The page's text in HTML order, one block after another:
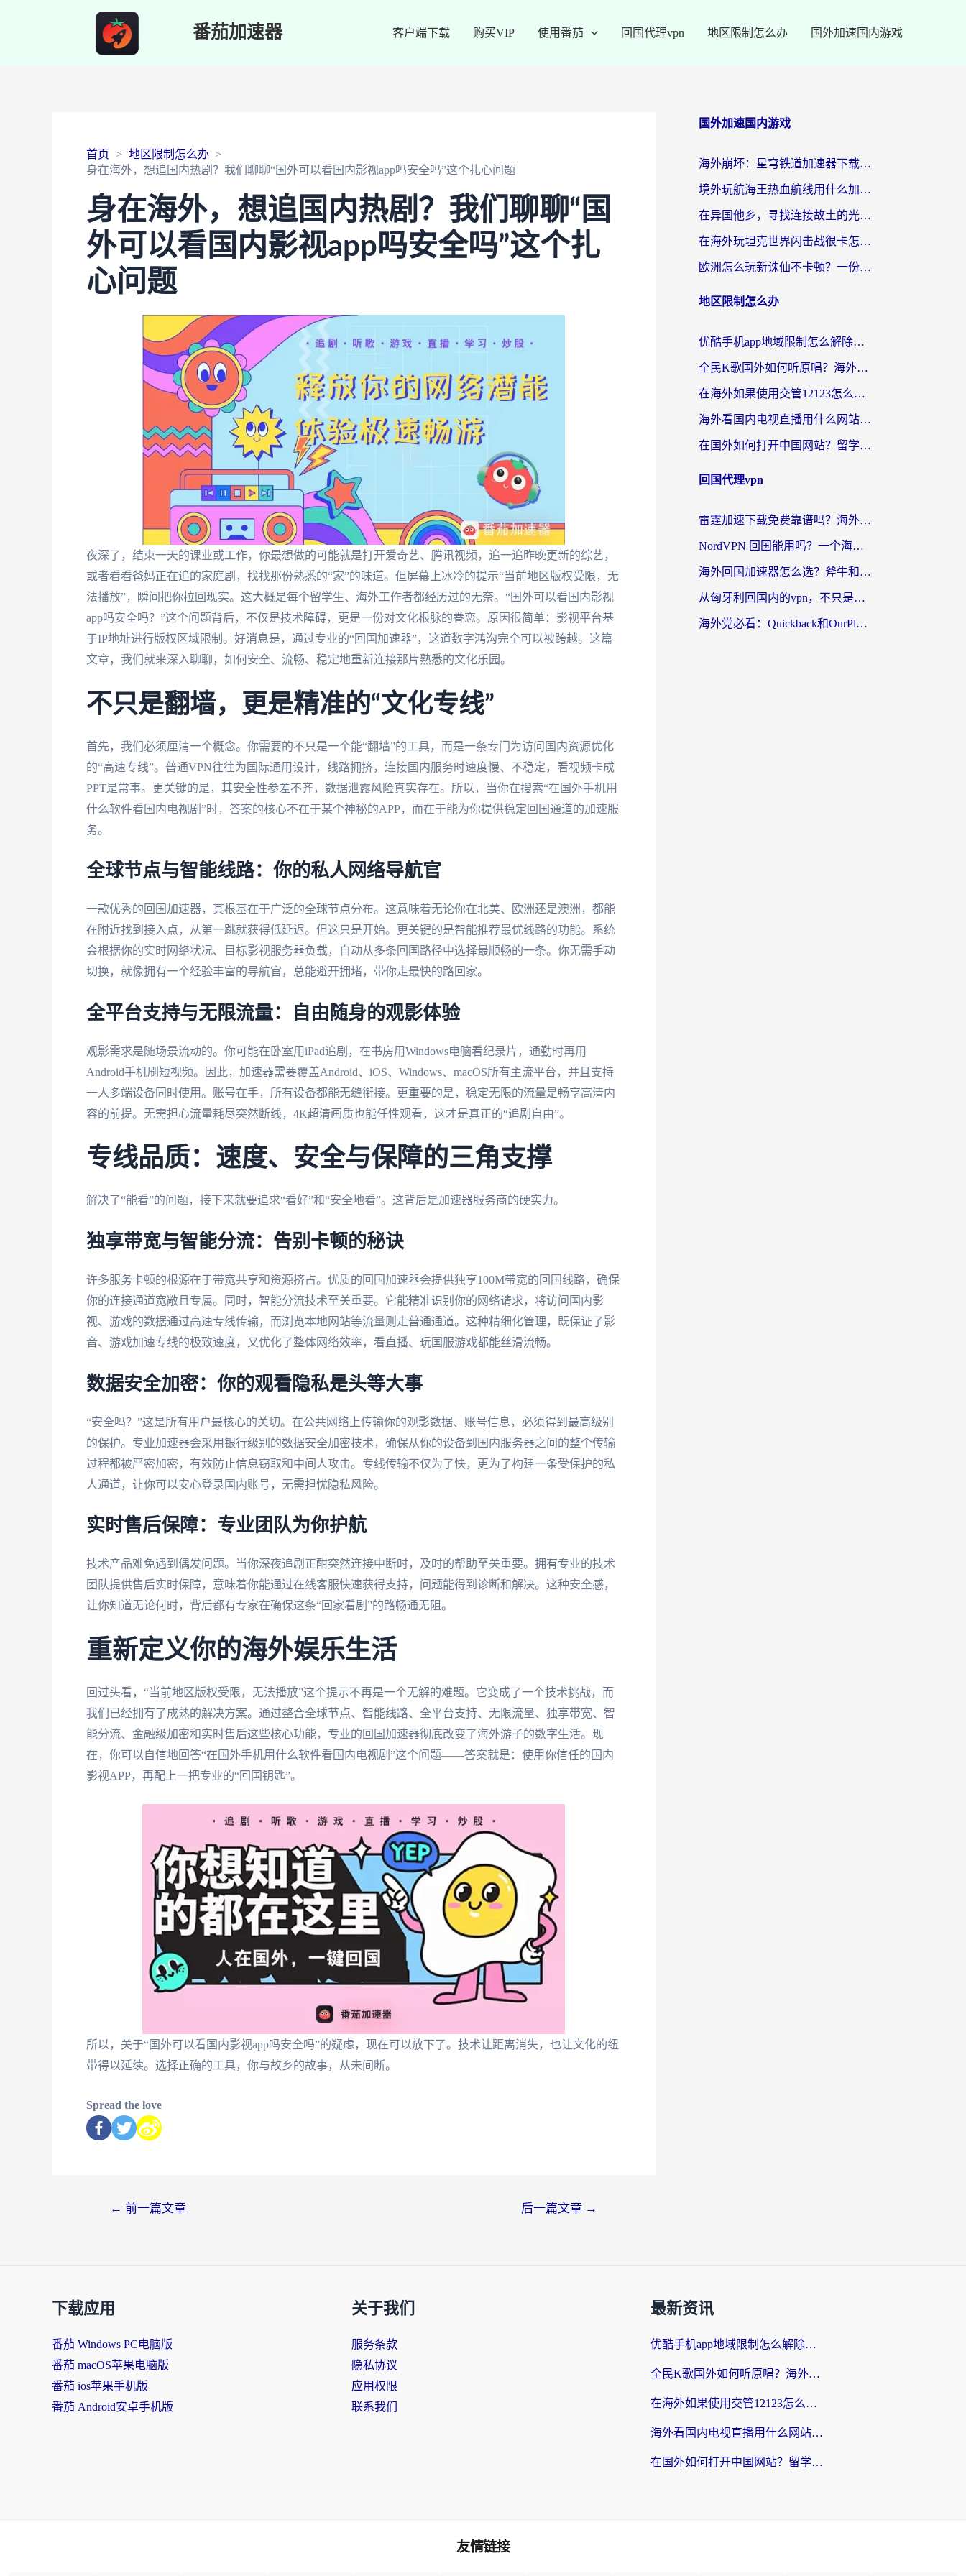
番茄加速器 客户端下载 购买VIP 使用番茄 回国代理vpn 地区限制怎么办 国外加速国内游戏
首页
地区限制怎么办
身在海外，想追国内热剧？我们聊聊“国外可以看国内影视app吗安全吗”这个扎心问题
身在海外，想追国内热剧？我们聊聊“国
外可以看国内影视app吗安全吗”这个扎
心问题
夜深了，结束一天的课业或工作，你最想做的可能就是打开爱奇艺、腾讯视频，追一追昨晚更新的综艺，
或者看看爸妈正在追的家庭剧，找找那份熟悉的“家”的味道。但屏幕上冰冷的提示“当前地区版权受限，无
法播放”，瞬间把你拉回现实。这大概是每个留学生、海外工作者都经历过的无奈。“国外可以看国内影视
app吗安全吗？”这个问题背后，不仅是技术障碍，更是一份对文化根脉的眷恋。原因很简单：影视平台基
于IP地址进行版权区域限制。好消息是，通过专业的“回国加速器”，这道数字鸿沟完全可以被跨越。这篇
文章，我们就来深入聊聊，如何安全、流畅、稳定地重新连接那片熟悉的文化乐园。
不只是翻墙，更是精准的“文化专线”
首先，我们必须厘清一个概念。你需要的不只是一个能“翻墙”的工具，而是一条专门为访问国内资源优化
的“高速专线”。普通VPN往往为国际通用设计，线路拥挤，连接国内服务时速度慢、不稳定，看视频卡成
PPT是常事。更关键的是，其安全性参差不齐，数据泄露风险真实存在。所以，当你在搜索“在国外手机用
什么软件看国内电视剧”时，答案的核心不在于某个神秘的APP，而在于能为你提供稳定回国通道的加速服
务。
全球节点与智能线路：你的私人网络导航官
一款优秀的回国加速器，其根基在于广泛的全球节点分布。这意味着无论你在北美、欧洲还是澳洲，都能
在附近找到接入点，从第一跳就获得低延迟。但这只是开始。更关键的是智能推荐最优线路的功能。系统
会根据你的实时网络状况、目标影视服务器负载，自动从多条回国路径中选择最顺畅的一条。你无需手动
切换，就像拥有一个经验丰富的导航官，总能避开拥堵，带你走最快的路回家。
全平台支持与无限流量：自由随身的观影体验
观影需求是随场景流动的。你可能在卧室用iPad追剧，在书房用Windows电脑看纪录片，通勤时再用
Android手机刷短视频。因此，加速器需要覆盖Android、iOS、Windows、macOS所有主流平台，并且支持
一人多端设备同时使用。账号在手，所有设备都能无缝衔接。更重要的是，稳定无限的流量是畅享高清内
容的前提。无需担心流量耗尽突然断线，4K超清画质也能任性观看，这才是真正的“追剧自由”。
专线品质：速度、安全与保障的三角支撑
解决了“能看”的问题，接下来就要追求“看好”和“安全地看”。这背后是加速器服务商的硬实力。
独享带宽与智能分流：告别卡顿的秘诀
许多服务卡顿的根源在于带宽共享和资源挤占。优质的回国加速器会提供独享100M带宽的回国线路，确保
你的连接通道宽敞且专属。同时，智能分流技术至关重要。它能精准识别你的网络请求，将访问国内影
视、游戏的数据通过高速专线传输，而浏览本地网站等流量则走普通通道。这种精细化管理，既保证了影
音、游戏加速专线的极致速度，又优化了整体网络效率，看直播、玩国服游戏都能丝滑流畅。
数据安全加密：你的观看隐私是头等大事
“安全吗？”这是所有用户最核心的关切。在公共网络上传输你的观影数据、账号信息，必须得到最高级别
的保护。专业加速器会采用银行级别的数据安全加密技术，确保从你的设备到国内服务器之间的整个传输
过程都被严密加密，有效防止信息窃取和中间人攻击。专线传输不仅为了快，更为了构建一条受保护的私
人通道，让你可以安心登录国内账号，无需担忧隐私风险。
实时售后保障：专业团队为你护航
技术产品难免遇到偶发问题。当你深夜追剧正酣突然连接中断时，及时的帮助至关重要。拥有专业的技术
团队提供售后实时保障，意味着你能通过在线客服快速获得支持，问题能得到诊断和解决。这种安全感，
让你知道无论何时，背后都有专家在确保这条“回家看剧”的路畅通无阻。
重新定义你的海外娱乐生活
回过头看，“当前地区版权受限，无法播放”这个提示不再是一个无解的难题。它变成了一个技术挑战，而
我们已经拥有了成熟的解决方案。通过整合全球节点、智能线路、全平台支持、无限流量、独享带宽、智
能分流、金融级加密和实时售后这些核心功能，专业的回国加速器彻底改变了海外游子的数字生活。现
在，你可以自信地回答“在国外手机用什么软件看国内电视剧”这个问题——答案就是：使用你信任的国内
影视APP，再配上一把专业的“回国钥匙”。
所以，关于“国外可以看国内影视app吗安全吗”的疑虑，现在可以放下了。技术让距离消失，也让文化的纽
带得以延续。选择正确的工具，你与故乡的故事，从未间断。
Spread the love
← 前一篇文章 后一篇文章 →
国外加速国内游戏
海外崩坏：星穹铁道加速器下载安装：一份给游子的终极网络指南
境外玩航海王热血航线用什么加速器？2026海外玩家实测最优方案（附欧洲问道堡垒前线加速技巧）
在异国他乡，寻找连接故土的光明大陆免费加速器
在海外玩坦克世界闪击战很卡怎么办？老玩家亲测有效的加速器选择指南
欧洲怎么玩新诛仙不卡顿？一份给海外游子的国服游戏畅玩指南
地区限制怎么办
优酷手机app地域限制怎么解除？海外党亲测有效的追剧方案
全民K歌国外如何听原唱？海外党亲测有效的回国加速器选择指南
在海外如果使用交管12123怎么处理？留学生亲测有效的回国加速方案
海外看国内电视直播用什么网站比较好？一篇解决你所有追剧难题的实用指南
在国外如何打开中国网站？留学生与海外华人的无缝访问指南
回国代理vpn
雷霆加速下载免费靠谱吗？海外党选回国加速器的避坑指南（附热门工具对比）
NordVPN 回国能用吗？一个海外用户必须面对的真实困境
海外回国加速器怎么选？斧牛和海龟哪个好？一篇帮你避开坑的实用指南
从匈牙利回国内的vpn，不只是为了刷剧那么简单
海外党必看：Quickback和OurPlay好用吗？3分钟选对回国加速器，无缝刷剧玩游戏
下载应用
番茄 Windows PC电脑版
番茄 macOS苹果电脑版
番茄 ios苹果手机版
番茄 Android安卓手机版
关于我们
服务条款
隐私协议
应用权限
联系我们
最新资讯
优酷手机app地域限制怎么解除？海外党亲测有效的追剧方案
全民K歌国外如何听原唱？海外党亲测有效的回国加速器选择指南
在海外如果使用交管12123怎么处理？留学生亲测有效的回国加速方案
海外看国内电视直播用什么网站比较好？一篇解决你所有追剧难题的实用指南
在国外如何打开中国网站？留学生与海外华人的无缝访问指南
友情链接